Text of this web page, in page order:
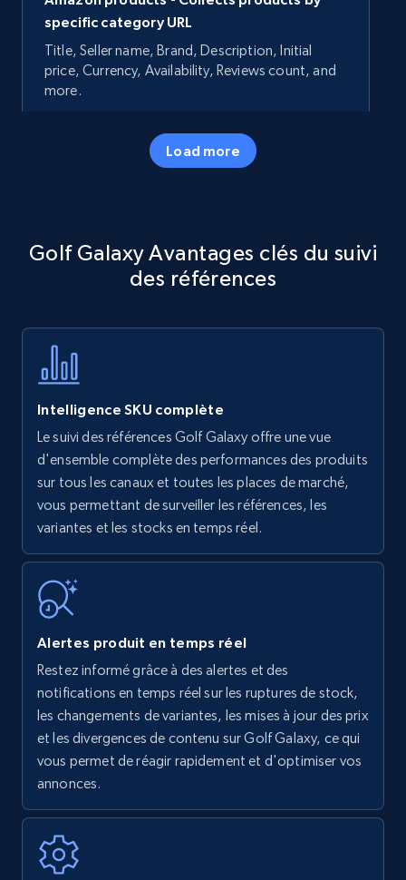
specific category URL
Title, Seller name, Brand, Description, Initial
price, Currency, Availability, Reviews count, and
more.
5.7K+ Commencer
specific keywords
Title, Seller name, Brand, Description, Initial
Amazon products - find products by using
upc numbers
Title, Seller name, Brand, Description, Initial
price, Currency, Availability, Reviews count, and
35.3K+
Amazon Reviews
URL, Product name, Product rating, Product
rating object, Product rating max, Rating,
Author name, Asin, and more.
Load more
Golf Galaxy Avantages clés du suivi
des références
Intelligence SKU complète
Le suivi des références Golf Galaxy offre une vue
d'ensemble complète des performances des produits
sur tous les canaux et toutes les places de marché,
vous permettant de surveiller les références, les
variantes et les stocks en temps réel.
Alertes produit en temps réel
Restez informé grâce à des alertes et des
notifications en temps réel sur les ruptures de stock,
les changements de variantes, les mises à jour des prix
et les divergences de contenu sur Golf Galaxy, ce qui
vous permet de réagir rapidement et d'optimiser vos
annonces.